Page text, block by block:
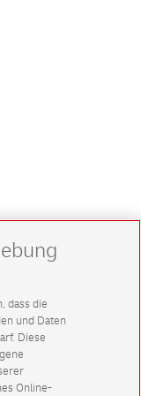
dass die
und Daten
Diese
Online-